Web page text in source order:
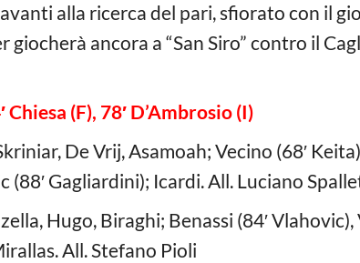
alla ricerca del pari, sfiorato con il
ancora a “San Siro” contro il
Chiesa (F), 78′ D’Ambrosio (I)
De Vrij, Asamoah; Vecino (68′
(88′ Gagliardini); Icardi. All. Luciano
Hugo, Biraghi; Benassi (84′
All. Stefano Pioli